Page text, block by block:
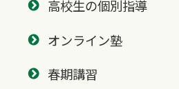
高校生の個別指導
オンライン塾
春期講習